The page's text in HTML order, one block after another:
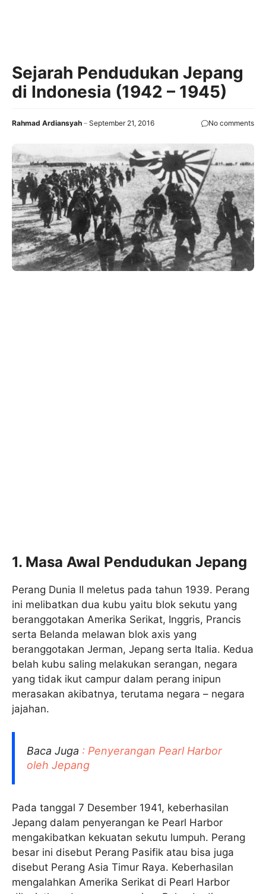
Sejarah Pendudukan Jepang
di Indonesia (1942 – 1945)
Rahmad Ardiansyah September 21, 2016 No comments
1. Masa Awal Pendudukan Jepang
Perang Dunia II meletus pada tahun 1939. Perang
ini melibatkan dua kubu yaitu blok sekutu yang
beranggotakan Amerika Serikat, Inggris, Prancis
serta Belanda melawan blok axis yang
beranggotakan Jerman, Jepang serta Italia. Kedua
belah kubu saling melakukan serangan, negara
yang tidak ikut campur dalam perang inipun
merasakan akibatnya, terutama negara – negara
jajahan.
Baca Juga : Penyerangan Pearl Harbor
oleh Jepang
Pada tanggal 7 Desember 1941, keberhasilan
Jepang dalam penyerangan ke Pearl Harbor
mengakibatkan kekuatan sekutu lumpuh. Perang
besar ini disebut Perang Pasifik atau bisa juga
disebut Perang Asia Timur Raya. Keberhasilan
mengalahkan Amerika Serikat di Pearl Harbor